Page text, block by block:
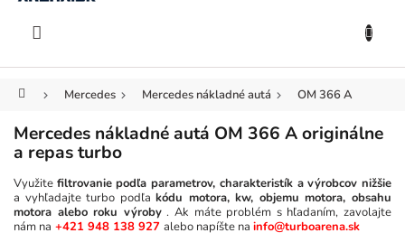
Prejsť
obsah
DomovMercedes Mercedes nákladné autá OM 366 A
Mercedes nákladné autá OM 366 A originálne
a repas turbo
Využite filtrovanie podľa parametrov, charakteristík a výrobcov nižšie
a vyhľadajte turbo podľakódu motora, kw, objemu motora, obsahu
motora alebo roku výroby. Ak máte problém s hľadaním, zavolajte
nám na +421 948 138 927 alebo napíšte na info@turboarena.sk